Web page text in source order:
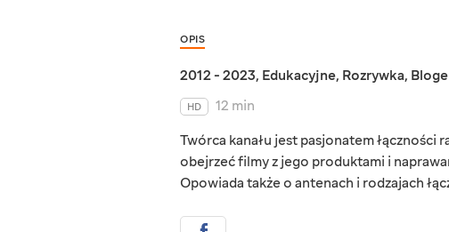
OPIS
2012 - 2023, Edukacyjne, Rozrywka,
HD
12 min
Twórca kanału jest pasjonatem
obejrzeć filmy z jego produktami i
Opowiada także o antenach i rodzajach